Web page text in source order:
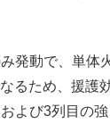
発動で、単体
るため、援護
よび3列目の